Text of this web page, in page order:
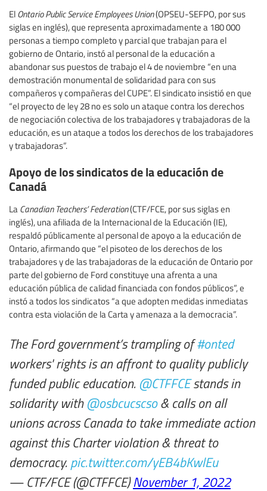
El Ontario Public Service Employees Union(OPSEU-SEFPO, por sus
siglas en inglés), que representa aproximadamente a 180 000
personas a tiempo completo y parcial que trabajan para el
gobierno de Ontario, instó al personal de la educación a
abandonar sus puestos de trabajo el 4 de noviembre “en una
demostración monumental de solidaridad para con sus
compañeros y compañeras del CUPE”. El sindicato insistió en que
“el proyecto de ley 28 no es solo un ataque contra los derechos
de negociación colectiva de los trabajadores y trabajadoras de la
educación, es un ataque a todos los derechos de los trabajadores
y trabajadoras”.
Apoyo de los sindicatos de la educación de
Canadá
La Canadian Teachers’ Federation(CTF/FCE, por sus siglas en
inglés), una afiliada de la Internacional de la Educación (IE),
respaldó públicamente al personal de apoyo a la educación de
Ontario, afirmando que “el pisoteo de los derechos de los
trabajadores y de las trabajadoras de la educación de Ontario por
parte del gobierno de Ford constituye una afrenta a una
educación pública de calidad financiada con fondos públicos”, e
instó a todos los sindicatos “a que adopten medidas inmediatas
contra esta violación de la Carta y amenaza a la democracia”.
The Ford government’s trampling of#onted
workers' rights is an affront to quality publicly
funded public education. @CTFFCEstands in
solidarity with @osbcucscso& calls on all
unions across Canada to take immediate action
against this Charter violation & threat to
democracy. pic.twitter.com/yEB4bKwlEu
— CTF/FCE (@CTFFCE)November 1, 2022